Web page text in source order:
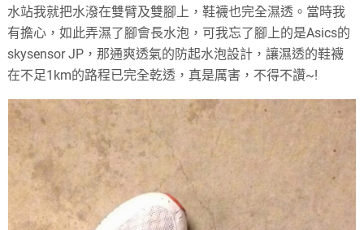
水站我就把水潑在雙臂及雙腳上，鞋襪也完全濕透。當時我
有擔心，如此弄濕了腳會長水泡，可我忘了腳上的是Asics的
skysensor JP，那通爽透氣的防起水泡設計，讓濕透的鞋襪
在不足1km的路程已完全乾透，真是厲害，不得不讚~!